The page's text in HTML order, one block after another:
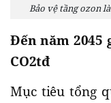
Bảo vệ tầng ozon
Đến năm 2045
CO2tđ
Mục tiêu tổng